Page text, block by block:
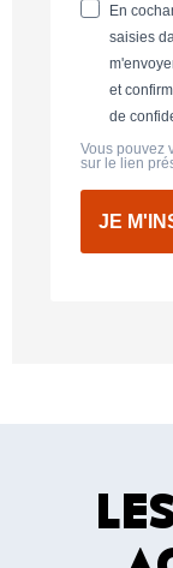
En
saisies
et
de
Vous pouvez
sur le lien
JE